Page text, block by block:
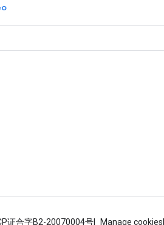
证合字B2-20070004号 Manage cookies